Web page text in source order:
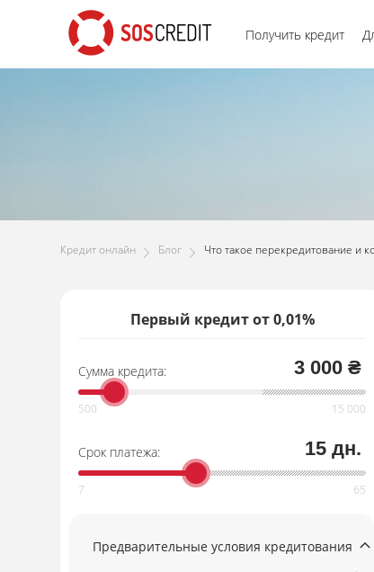
Получить кредит
Кредит онлайн Блог Что такое перекредитование и
Первый кредит от 0,01%
Сумма кредита: 3 000 ₴
Срок платежа: 15 дн.
Предварительные условия кредитования